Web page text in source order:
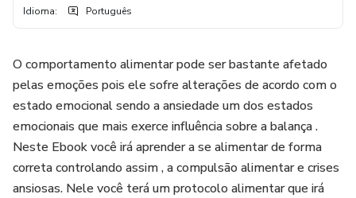
Idioma: Português
O comportamento alimentar pode ser bastante afetado
pelas emoções pois ele sofre alterações de acordo com o
estado emocional sendo a ansiedade um dos estados
emocionais que mais exerce influência sobre a balança .
Neste Ebook você irá aprender a se alimentar de forma
correta controlando assim , a compulsão alimentar e crises
ansiosas. Nele você terá um protocolo alimentar que irá